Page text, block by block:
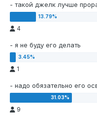
- такой джелк лучше
4
- я не буду его делать
1
- надо обязательно его
9